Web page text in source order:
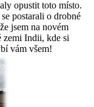
opustit toto místo.
postarali o drobné
jsem na novém
zemi Indii, kde si
vám všem!